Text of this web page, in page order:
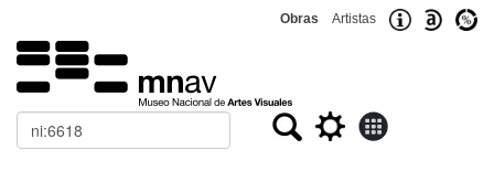
Obras Artistas
Buscar